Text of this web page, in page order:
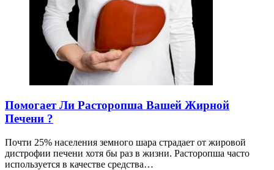
Помогает Ли Расторопша Вашей Жирной
Печени ?
Почти 25% населения земного шара страдает от жировой
дистрофии печени хотя бы раз в жизни. Расторопша часто
используется в качестве средства…